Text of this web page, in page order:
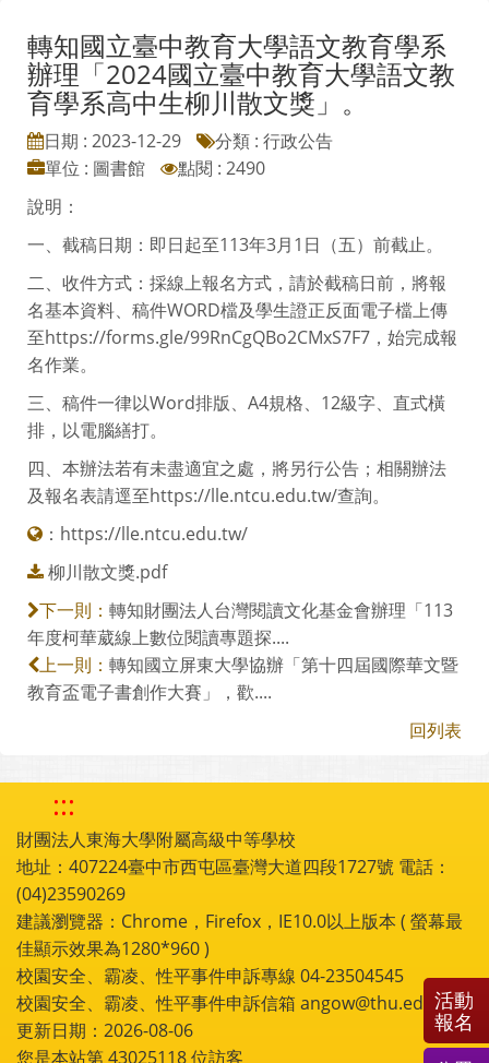
:::
轉知國立臺中教育大學語文教育學系
辦理「2024國立臺中教育大學語文教
育學系高中生柳川散文獎」。
單位 : 圖書館
說明：
一、截稿日期：即日起至113年3月1日（五）前截止。
二、收件方式：採線上報名方式，請於截稿日前，將報
名基本資料、稿件WORD檔及學生證正反面電子檔上傳
名作業。
排，以電腦繕打。
及報名表請逕至https://lle.ntcu.edu.tw/查詢。
：https://lle.ntcu.edu.tw/
柳川散文獎.pdf
下一則： 轉知財團法人台灣閱讀文化基金會辦理「113
年度柯華葳線上數位閱讀專題探....
回列表
:::
財團法人東海大學附屬高級中等學校
地址：407224臺中市西屯區臺灣大道四段1727號 電話：
(04)23590269
建議瀏覽器：Chrome，Firefox，IE10.0以上版本 ( 螢幕最
佳顯示效果為1280*960 )
校園安全、霸凌、性平事件申訴專線 04-23504545
校園安全、霸凌、性平事件申訴信箱 angow@thu.edu.tw
活動
報名